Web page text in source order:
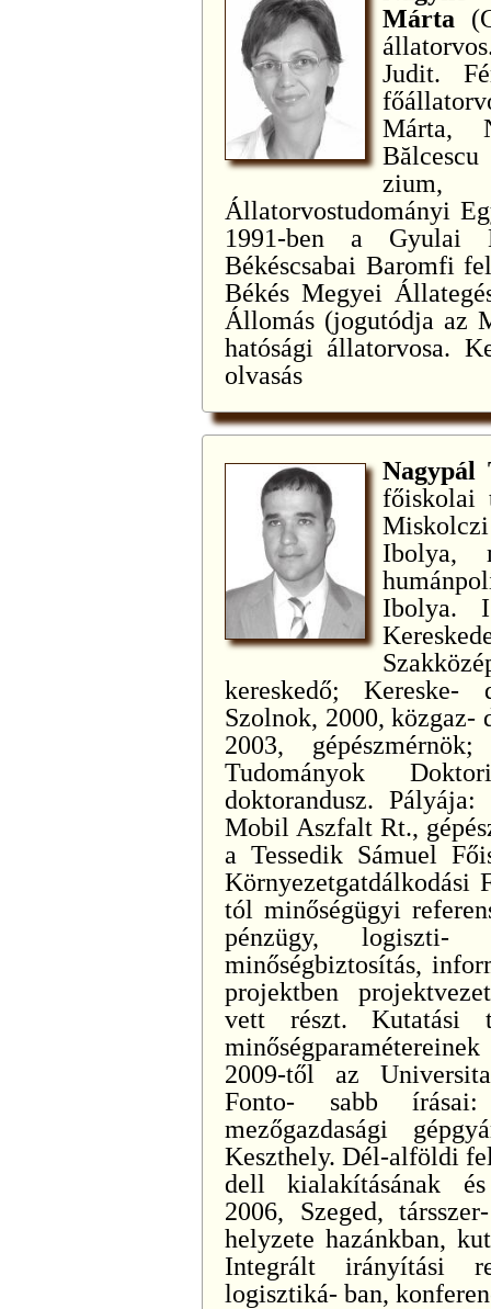
Márta
Judit.
Márta,
zium,
Állatorvostudományi
1991-ben a Gyulai
Békéscsabai Baromfi
Békés Megyei
Állomás (jogutódja az
hatósági állatorvosa.
olvasás
Nagypál
főiskolai
Ibolya,
Ibolya.
kereskedő; Kereske-
Szolnok, 2000,
2003,
Tudományok
doktorandusz.
Mobil Aszfalt Rt.,
a Tessedik Sámuel
Környezetgatdálkodási
tól minőségügyi
pénzügy, logiszti-
minőségbiztosítás,
projektben
vett részt. Kutatási
2009-től az
Fonto- sabb írásai:
mezőgazdasági
Keszthely. Dél-alföldi
dell kialakításának és
2006, Szeged,
helyzete hazánkban,
Integrált irányítási
logisztiká- ban,